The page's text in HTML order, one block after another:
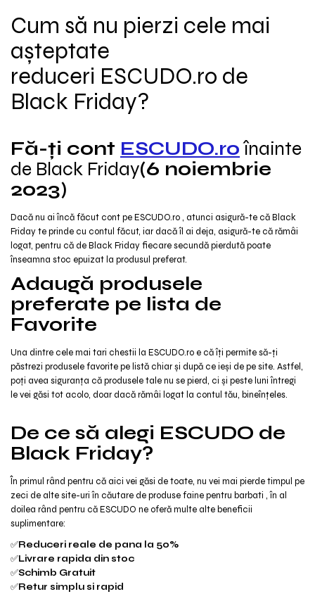
Cum să nu pierzi cele mai
așteptate
reduceri ESCUDO.ro de
Black Friday?
Fă-ți cont ESCUDO.roînainte
de Black Friday(6 noiembrie
2023)
Dacă nu ai încă făcut cont pe ESCUDO.ro , atunci asigură-te că Black
Friday te prinde cu contul făcut, iar dacă îl ai deja, asigură-te că rămâi
logat, pentru că de Black Friday fiecare secundă pierdută poate
înseamna stoc epuizat la produsul preferat.
Adaugă produsele
preferate pe lista de
Favorite
Una dintre cele mai tari chestii la ESCUDO.ro e că îți permite să-ți
păstrezi produsele favorite pe listă chiar și după ce ieși de pe site. Astfel,
poți avea siguranța că produsele tale nu se pierd, ci și peste luni întregi
le vei găsi tot acolo, doar dacă rămâi logat la contul tău, bineînțeles.
De ce să alegi ESCUDO de
Black Friday?
În primul rând pentru că aici vei găsi de toate, nu vei mai pierde timpul pe
zeci de alte site-uri în căutare de produse faine pentru barbati , în al
doilea rând pentru că ESCUDO ne oferă multe alte beneficii
suplimentare:
✅Reduceri reale de pana la 50%
✅Livrare rapida din stoc
✅Schimb Gratuit
✅Retur simplu si rapid